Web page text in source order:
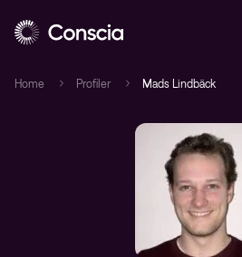
Home Profiler Mads Lindbäck